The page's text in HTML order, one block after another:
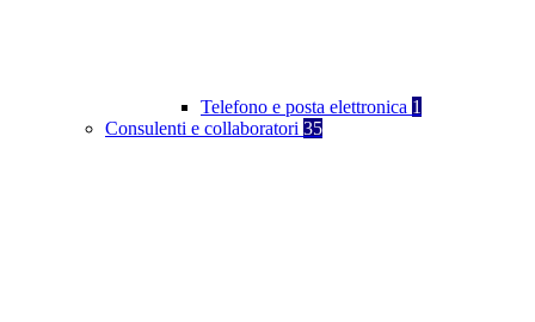
Telefono e posta elettronica 1
Consulenti e collaboratori 35